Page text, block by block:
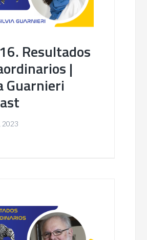
Resultados
|
Guarnieri
2023